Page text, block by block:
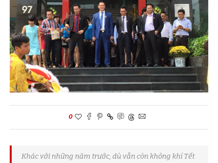
0
Khác với những năm trước, dù vẫn còn không khí Tết